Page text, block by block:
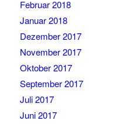
Februar 2018
Januar 2018
Dezember 2017
November 2017
Oktober 2017
September 2017
Juli 2017
Juni 2017